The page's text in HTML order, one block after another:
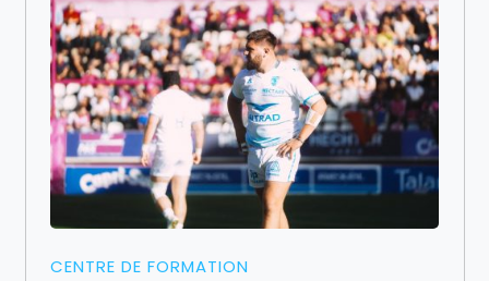
CENTRE DE FORMATION